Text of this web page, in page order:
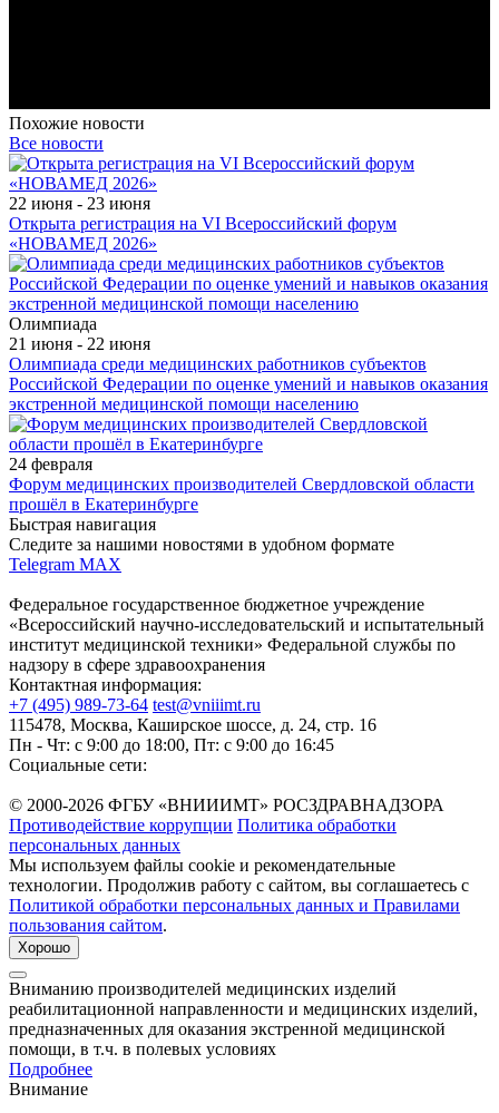
Похожие новости
Все новости
22 июня - 23 июня
Открыта регистрация на VI Всероссийский форум
«НОВАМЕД 2026»
Олимпиада
21 июня - 22 июня
Олимпиада среди медицинских работников субъектов
Российской Федерации по оценке умений и навыков оказания
экстренной медицинской помощи населению
24 февраля
Форум медицинских производителей Свердловской области
прошёл в Екатеринбурге
Быстрая навигация
Следите за нашими новостями в удобном формате
Telegram MAX
Федеральное государственное бюджетное учреждение
«Всероссийский научно-исследовательский и испытательный
институт медицинской техники» Федеральной службы по
надзору в сфере здравоохранения
Контактная информация:
+7 (495) 989-73-64 test@vniiimt.ru
115478, Москва, Каширское шоссе, д. 24, стр. 16
Пн - Чт: с 9:00 до 18:00, Пт: с 9:00 до 16:45
Социальные сети:
© 2000-2026 ФГБУ «ВНИИИМТ» РОСЗДРАВНАДЗОРА
Противодействие коррупции Политика обработки
персональных данных
Мы используем файлы cookie и рекомендательные
технологии. Продолжив работу с сайтом, вы соглашаетесь с
Политикой обработки персональных данных и Правилами
пользования сайтом.
Хорошо
Вниманию производителей медицинских изделий
реабилитационной направленности и медицинских изделий,
предназначенных для оказания экстренной медицинской
помощи, в т.ч. в полевых условиях
Подробнее
Внимание